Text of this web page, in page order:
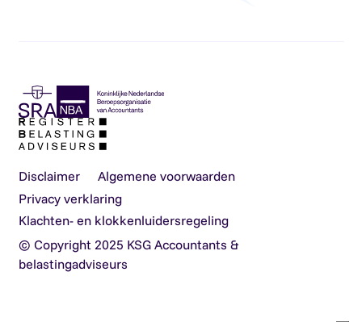
Disclaimer
Algemene voorwaarden
Privacy verklaring
Klachten- en klokkenluidersregeling
© Copyright 2025 KSG Accountants &
belastingadviseurs